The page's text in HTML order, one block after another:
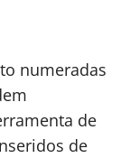
numeradas
de
de